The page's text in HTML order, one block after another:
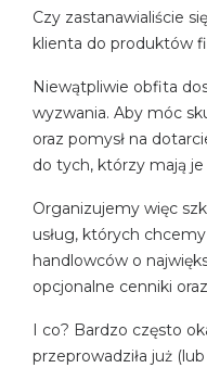
Czy zastanawialiście
klienta do produktów
Niewątpliwie obfita
wyzwania. Aby móc
oraz pomysł na
do tych, którzy mają
Organizujemy więc
usług, których
handlowców o
opcjonalne cenniki
I co? Bardzo często
przeprowadziła już